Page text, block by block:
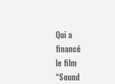
Qui a
financé
le film
“Sound